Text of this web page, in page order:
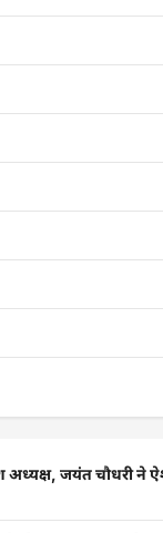
अध्यक्ष, जयंत चौधरी ने